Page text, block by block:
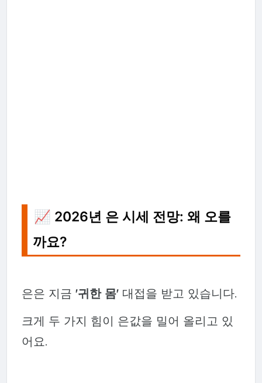
📈 2026년 은 시세 전망: 왜 오를
까요?
은은 지금 '귀한 몸'대접을 받고 있습니다.
크게 두 가지 힘이 은값을 밀어 올리고 있
어요.